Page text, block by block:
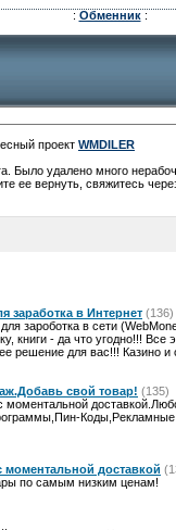
: Обменник:
проект WMDILER
Было удалено много
ее вернуть, свяжитесь
заработка в Интернет (136)
зароботка в сети
книги - да что угодно!!! Все
решение для вас!!! Казино
свой товар! (135)
моментальной
Коды,Рекламные
моментальной доставкой
по самым низким ценам!